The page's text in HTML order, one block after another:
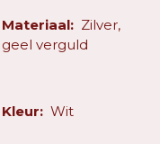
Materiaal: Zilver,
geel verguld
Kleur: Wit